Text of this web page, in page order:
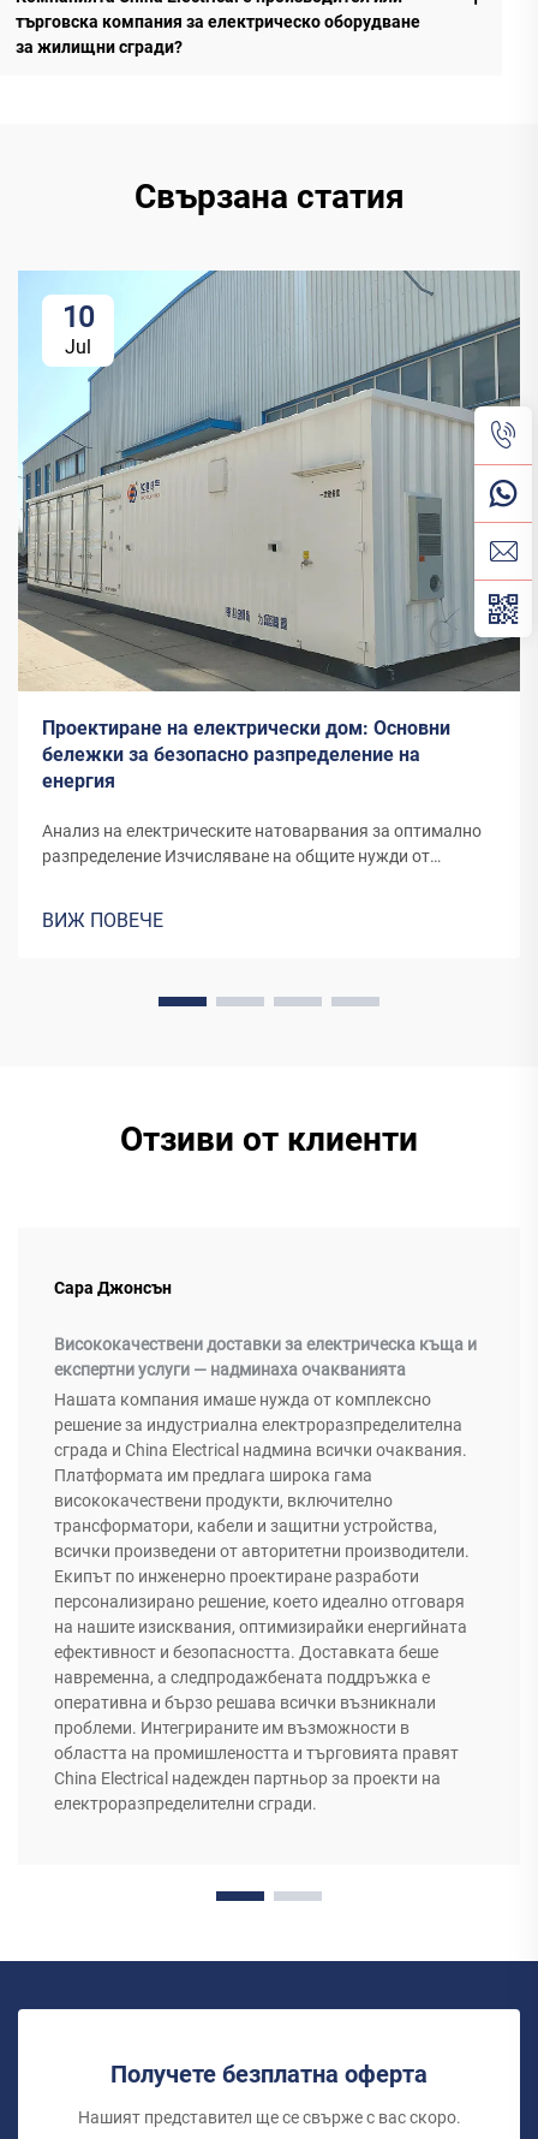
търговска компания за електрическо оборудване
за жилищни сгради?
Свързана статия
10
Jul
Проектиране на електрически дом: Основни
бележки за безопасно разпределение на
енергия
Анализ на електрическите натоварвания за оптимално
разпределение Изчисляване на общите нужди от
проектиране на електрическата система. Общото
ВИЖ ПОВЕЧЕ
Отзиви от клиенти
Сара Джонсън
Висококачествени доставки за електрическа къща и
експертни услуги — надминаха очакванията
Нашата компания имаше нужда от комплексно
решение за индустриална електроразпределителна
сграда и China Electrical надмина всички очаквания.
Платформата им предлага широка гама
висококачествени продукти, включително
трансформатори, кабели и защитни устройства,
всички произведени от авторитетни производители.
Екипът по инженерно проектиране разработи
персонализирано решение, което идеално отговаря
на нашите изисквания, оптимизирайки енергийната
ефективност и безопасността. Доставката беше
навременна, а следпродажбената поддръжка е
оперативна и бързо решава всички възникнали
проблеми. Интегрираните им възможности в
областта на промишлеността и търговията правят
China Electrical надежден партньор за проекти на
електроразпределителни сгради.
Получете безплатна оферта
Нашият представител ще се свърже с вас скоро.